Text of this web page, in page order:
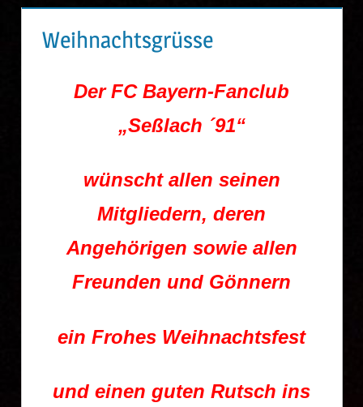
Weihnachtsgrüsse
DerFC Bayern-Fanclub
„Seßlach ´91“
wünscht allen seinen
Mitgliedern, deren
Angehörigen sowie allen
Freunden und Gönnern
ein Frohes Weihnachtsfest
und einen guten Rutsch ins